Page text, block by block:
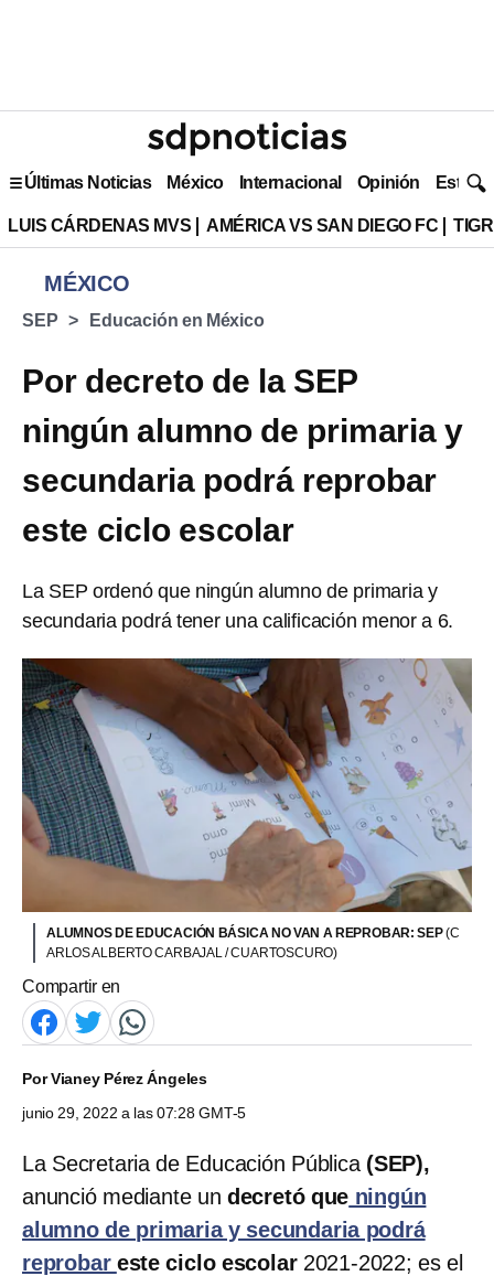
Últimas Noticias México Internacional Opinión Estilo
LUIS CÁRDENAS MVS AMÉRICA VS SAN DIEGO FC
MÉXICO
SEP Educación en México
Por decreto de la SEP
ningún alumno de primaria y
secundaria podrá reprobar
este ciclo escolar
La SEP ordenó que ningún alumno de primaria y
secundaria podrá tener una calificación menor a 6.
ALUMNOS DE EDUCACIÓN BÁSICA NO VAN A REPROBAR: SEP(C
ARLOS ALBERTO CARBAJAL / CUARTOSCURO)
Compartir en
PorVianey Pérez Ángeles
junio 29, 2022 a las 07:28 GMT-5
La Secretaria de Educación Pública (SEP),
anunció mediante un decretó que ningún
alumno de primaria y secundaria podrá
reprobar este ciclo escolar 2021-2022; es el